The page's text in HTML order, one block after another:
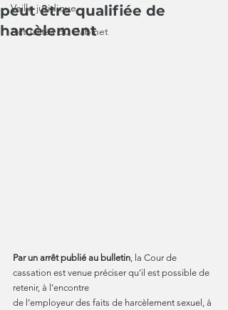
Veille juridique
Actualités du Cabinet
peut être qualifiée de
harcèlement
Par un arrêt publié au bulletin , la Cour de
cassation est venue préciser qu’il est possible de
retenir, à l’encontre
de l’employeur des faits de harcèlement sexuel, à